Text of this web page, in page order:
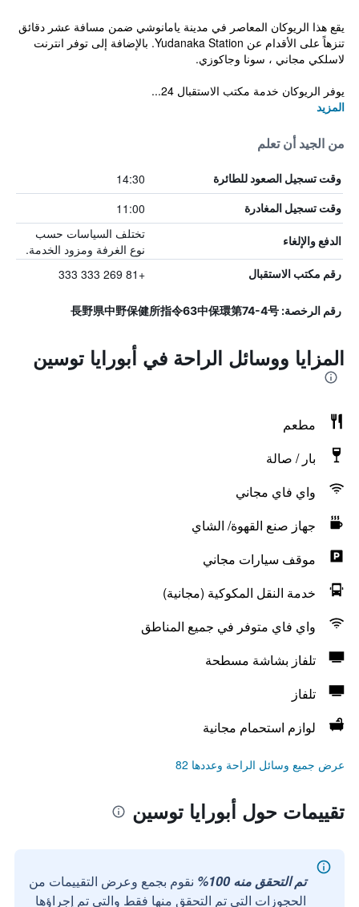
يقع هذا الريوكان المعاصر في مدينة يامانوشي ضمن مسافة عشر دقائق
تنزهاً على الأقدام عن Yudanaka Station. بالإضافة إلى توفر انترنت
لاسلكي مجاني ، سونا وجاكوزي.
يوفر الريوكان خدمة مكتب الاستقبال 24...
المزيد
من الجيد أن تعلم
وقت تسجيل الصعود للطائرة 14:30
وقت تسجيل المغادرة 11:00
الدفع والإلغاء
تختلف السياسات حسب
نوع الغرفة ومزود الخدمة.
رقم مكتب الاستقبال +81 269 333 333
رقم الرخصة: 長野県中野保健所指令63中保環第74-4号
المزايا ووسائل الراحة في أبورايا توسين
مطعم
بار / صالة
واي فاي مجاني
جهاز صنع القهوة/ الشاي
موقف سيارات مجاني
خدمة النقل المكوكية (مجانية)
واي فاي متوفر في جميع المناطق
تلفاز بشاشة مسطحة
تلفاز
لوازم استحمام مجانية
عرض جميع وسائل الراحة وعددها 82
تقييمات حول أبورايا توسين
تم التحقق منه 100%
نقوم بجمع وعرض التقييمات من
الحجوزات التي تم التحقق منها فقط والتي تم إجراؤها